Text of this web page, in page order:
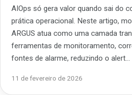
AIOps só gera valor quando sai do
prática operacional. Neste artigo,
ARGUS atua como uma camada
ferramentas de monitoramento,
fontes de alarme, reduzindo o alert…
11 de fevereiro de 2026